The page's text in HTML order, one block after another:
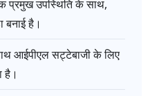
प्रमुख उपस्थिति के साथ,
बनाई है।
आईपीएल सट्टेबाजी के लिए
है।